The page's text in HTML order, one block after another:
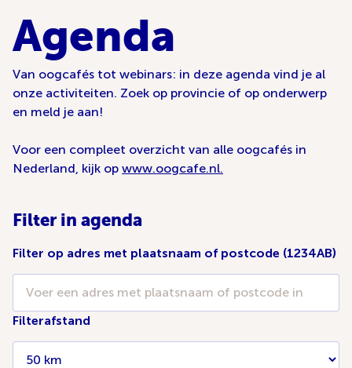
Agenda
Van oogcafés tot webinars: in deze agenda vind je al
onze activiteiten. Zoek op provincie of op onderwerp
en meld je aan!
Voor een compleet overzicht van alle oogcafés in
Nederland, kijk op www.oogcafe.nl.
Filter in agenda
Filter op adres met plaatsnaam of postcode (1234AB)
Filterafstand